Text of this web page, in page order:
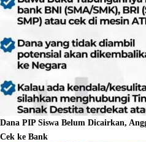
Dana PIP Siswa Belum Dicairkan,
Cek ke Bank